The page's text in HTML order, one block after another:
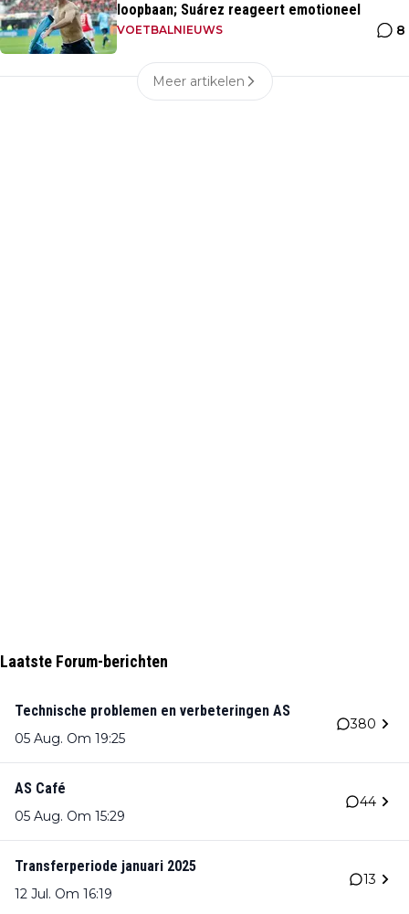
loopbaan; Suárez reageert emotioneel
VOETBALNIEUWS 8
Meer artikelen
Laatste Forum-berichten
Technische problemen en verbeteringen AS
05 Aug. Om 19:25
380
AS Café
05 Aug. Om 15:29
44
Transferperiode januari 2025
12 Jul. Om 16:19
13